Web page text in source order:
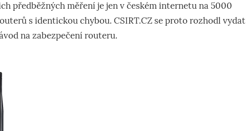
předběžných měření je jen v českém internetu na 5000
s identickou chybou. CSIRT.CZ se proto rozhodl vydat
na zabezpečení routeru.